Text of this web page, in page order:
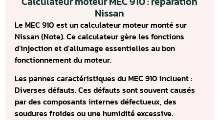
Nissan
Le MEC 910 est un calculateur moteur monté sur
Nissan (Note). Ce calculateur gère les fonctions
d’injection et d’allumage essentielles au bon
fonctionnement du moteur.
Les pannes caractéristiques du MEC 910 incluent :
Diverses défauts. Ces défauts sont souvent causés
par des composants internes défectueux, des
soudures froides ou une humidité excessive.